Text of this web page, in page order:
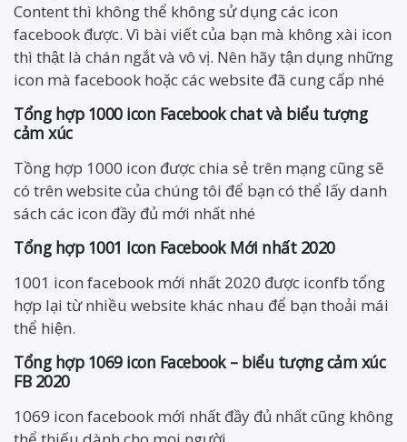
Content thì không thể không sử dụng các icon
facebook được. Vì bài viết của bạn mà không xài icon
thì thật là chán ngắt và vô vị. Nên hãy tận dụng những
icon mà facebook hoặc các website đã cung cấp nhé
Tổng hợp 1000 icon Facebook chat và biểu tượng
cảm xúc
Tồng hợp 1000 icon được chia sẻ trên mạng cũng sẽ
có trên website của chúng tôi để bạn có thể lấy danh
sách các icon đầy đủ mới nhất nhé
Tổng hợp 1001 Icon Facebook Mới nhất 2020
1001 icon facebook mới nhất 2020 được iconfb tổng
hợp lại từ nhiều website khác nhau để bạn thoải mái
thể hiện.
Tổng hợp 1069 icon Facebook – biểu tượng cảm xúc
FB 2020
1069 icon facebook mới nhất đầy đủ nhất cũng không